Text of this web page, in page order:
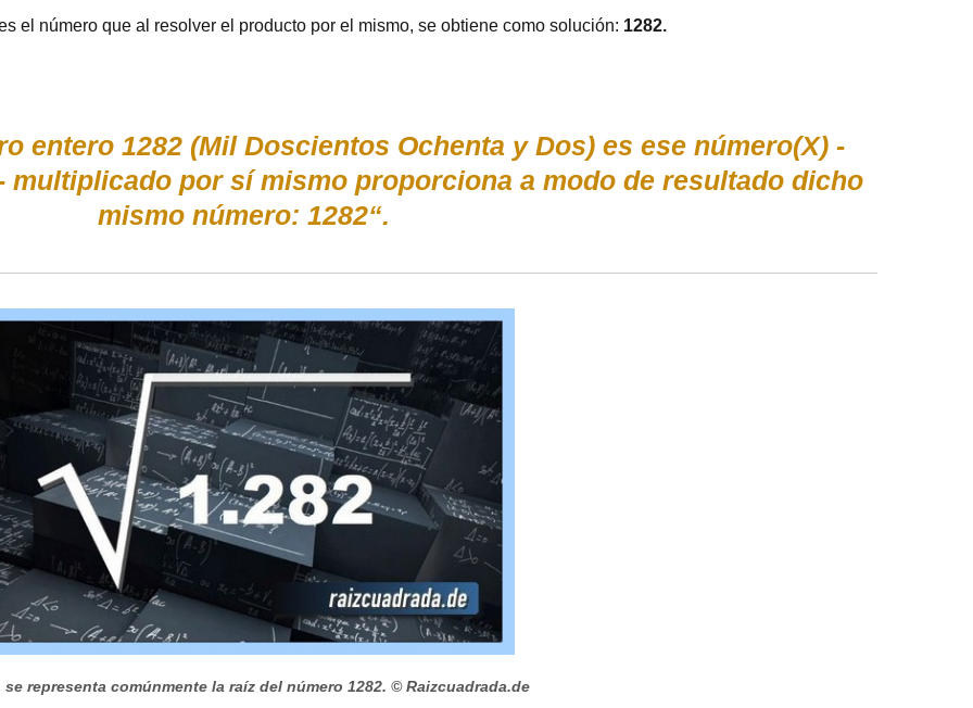
el número que al resolver el producto por el mismo, se obtiene como solución: 1282.
entero 1282 (Mil Doscientos Ochenta y Dos) es ese número(X) -
por sí mismo proporciona a modo de resultado dicho
mismo número: 1282“.
se representa comúnmente la raíz del número 1282. © Raizcuadrada.de